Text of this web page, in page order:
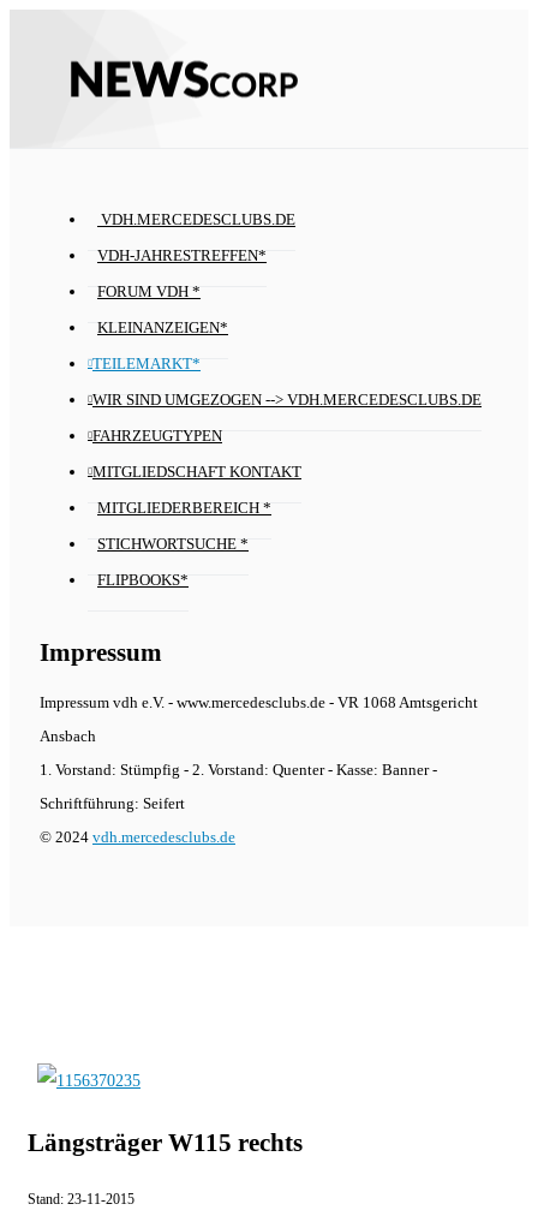
VDH.MERCEDESCLUBS.DE
VDH-JAHRESTREFFEN*
FORUM VDH *
KLEINANZEIGEN*
TEILEMARKT*
WIR SIND UMGEZOGEN --> VDH.MERCEDESCLUBS.DE
FAHRZEUGTYPEN
MITGLIEDSCHAFT KONTAKT
MITGLIEDERBEREICH *
STICHWORTSUCHE *
FLIPBOOKS*
Impressum
Impressum vdh e.V. - www.mercedesclubs.de - VR 1068 Amtsgericht
Ansbach
1. Vorstand: Stümpfig - 2. Vorstand: Quenter - Kasse: Banner -
Schriftführung: Seifert
© 2024 vdh.mercedesclubs.de
Längsträger W115 rechts
Stand: 23-11-2015